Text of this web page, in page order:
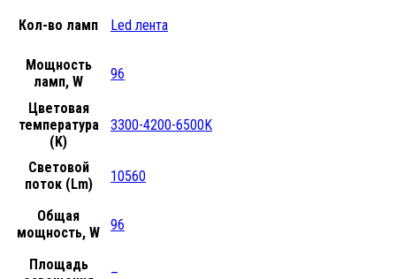
Кол-во ламп Led лента
Мощность
ламп, W
96
Цветовая
температура
(K)
3300-4200-6500K
Световой
поток (Lm)
10560
Общая
мощность, W
96
Площадь
–